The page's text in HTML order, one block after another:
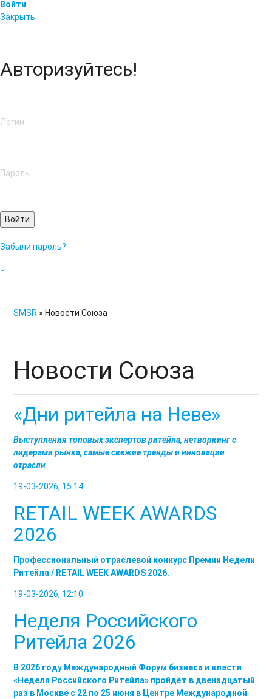
Войти
Закрыть
Авторизуйтесь!
Войти
Забыли пароль?
SMSR » Новости Союза
Новости Союза
«Дни ритейла на Неве»
Выступления топовых экспертов ритейла, нетворкинг с
лидерами рынка, самые свежие тренды и инновации
отрасли
19-03-2026, 15:14
RETAIL WEEK AWARDS
2026
Профессиональный отраслевой конкурс Премии Недели
Ритейла / RETAIL WEEK AWARDS 2026.
19-03-2026, 12:10
Неделя Российского
Ритейла 2026
В 2026 году Международный Форум бизнеса и власти
«Неделя Российского Ритейла» пройдёт в двенадцатый
раз в Москве с 22 по 25 июня в Центре Международной